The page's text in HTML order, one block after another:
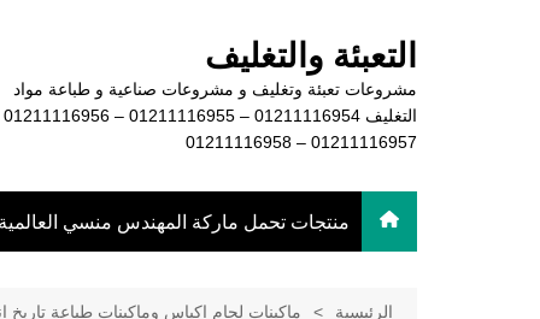
التعبئة والتغليف
مشروعات تعبئة وتغليف و مشروعات صناعية و طباعة مواد
01211116957 – 01211116958
منتجات تحمل ماركة المهندس منسي العالمية
الرئيسية ماكينات لحام اكياس وماكينات طباعة تاريخ